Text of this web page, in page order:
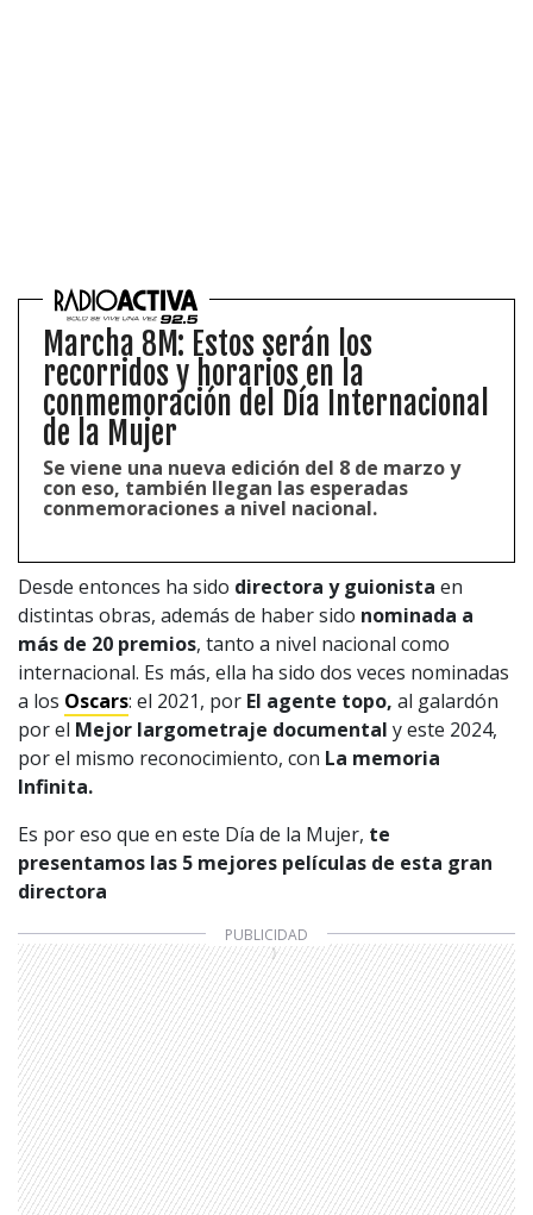
Marcha 8M: Estos serán los
recorridos y horarios en la
conmemoración del Día Internacional
de la Mujer
Se viene una nueva edición del 8 de marzo y
con eso, también llegan las esperadas
conmemoraciones a nivel nacional.
Desde entonces ha sido directora y guionista en
distintas obras, además de haber sido nominada a
más de 20 premios, tanto a nivel nacional como
internacional. Es más, ella ha sido dos veces nominadas
a los Oscars: el 2021, por El agente topo, al galardón
por el Mejor largometraje documental y este 2024,
por el mismo reconocimiento, con La memoria
Infinita.
Es por eso que en este Día de la Mujer, te
presentamos las 5 mejores películas de esta gran
directora